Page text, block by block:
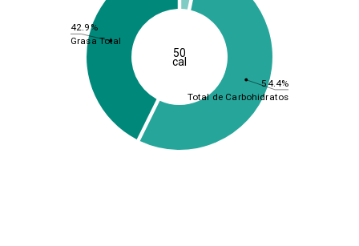
54.4%
42.9%
Total de Carbohidratos
Grasa Total
50
cal